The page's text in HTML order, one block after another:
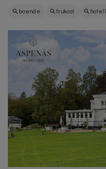
boende frukost hotell